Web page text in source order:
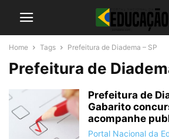
Home Tags Prefeitura de Diadema – SP
Prefeitura de
Prefeitura de
Gabarito
acompanhe
Portal Nacional da